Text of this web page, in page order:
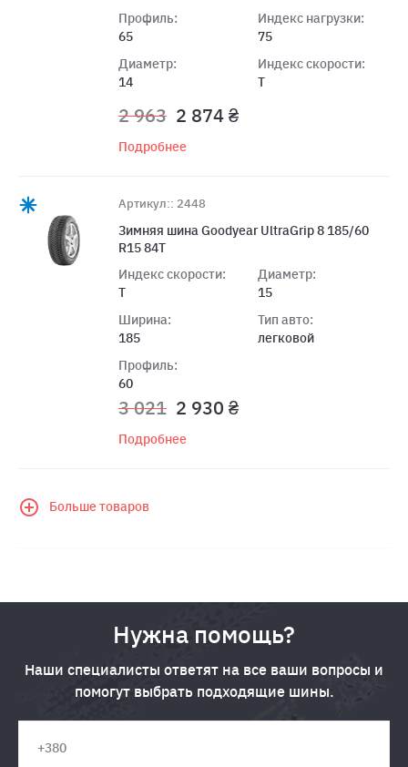
Профиль:
65
Диаметр:
14
Индекс нагрузки:
75
Индекс скорости:
T
2 963 2 874 ₴
Подробнее
Артикул:: 2448
Зимняя шина Goodyear UltraGrip 8 185/60
R15 84T
Индекс скорости:
T
Ширина:
185
Профиль:
60
Диаметр:
15
Тип авто:
легковой
3 021 2 930 ₴
Подробнее
Больше товаров
Нужна помощь?
Наши специалисты ответят на все ваши вопросы и
помогут выбрать подходящие шины.